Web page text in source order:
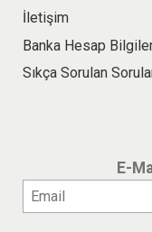
İletişim
Banka Hesap
Sıkça Sorulan
E-